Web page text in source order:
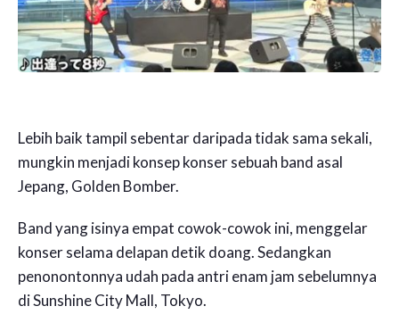
Lebih baik tampil sebentar daripada tidak sama sekali,
mungkin menjadi konsep konser sebuah band asal
Jepang, Golden Bomber.
Band yang isinya empat cowok-cowok ini, menggelar
konser selama delapan detik doang. Sedangkan
penonontonnya udah pada antri enam jam sebelumnya
di Sunshine City Mall, Tokyo.